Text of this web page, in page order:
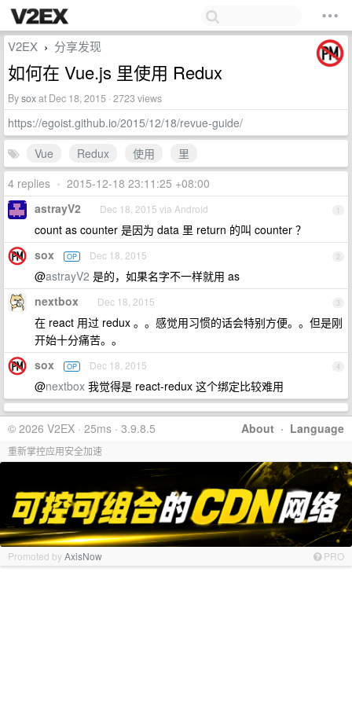
V2EX › 分享发现
如何在 Vue.js 里使用 Redux
Bysoxat Dec 18, 2015 · 2723 views
https://egoist.github.io/2015/12/18/revue-guide/
Vue
Redux 使用
里
4 replies • 2015-12-18 23:11:25 +08:00
1
astrayV2 Dec 18, 2015 via Android
count as counter 是因为 data 里 return 的叫 counter ？
2
sox OP Dec 18, 2015
@astrayV2 是的，如果名字不一样就用 as
3
nextbox Dec 18, 2015
在 react 用过 redux 。。感觉用习惯的话会特别方便。。但是刚
开始十分痛苦。。
4
sox OP Dec 18, 2015
@nextbox 我觉得是 react-redux 这个绑定比较难用
About · Language
© 2026 V2EX · 25ms · 3.9.8.5
重新掌控应用安全加速
Promoted byAxisNow PRO